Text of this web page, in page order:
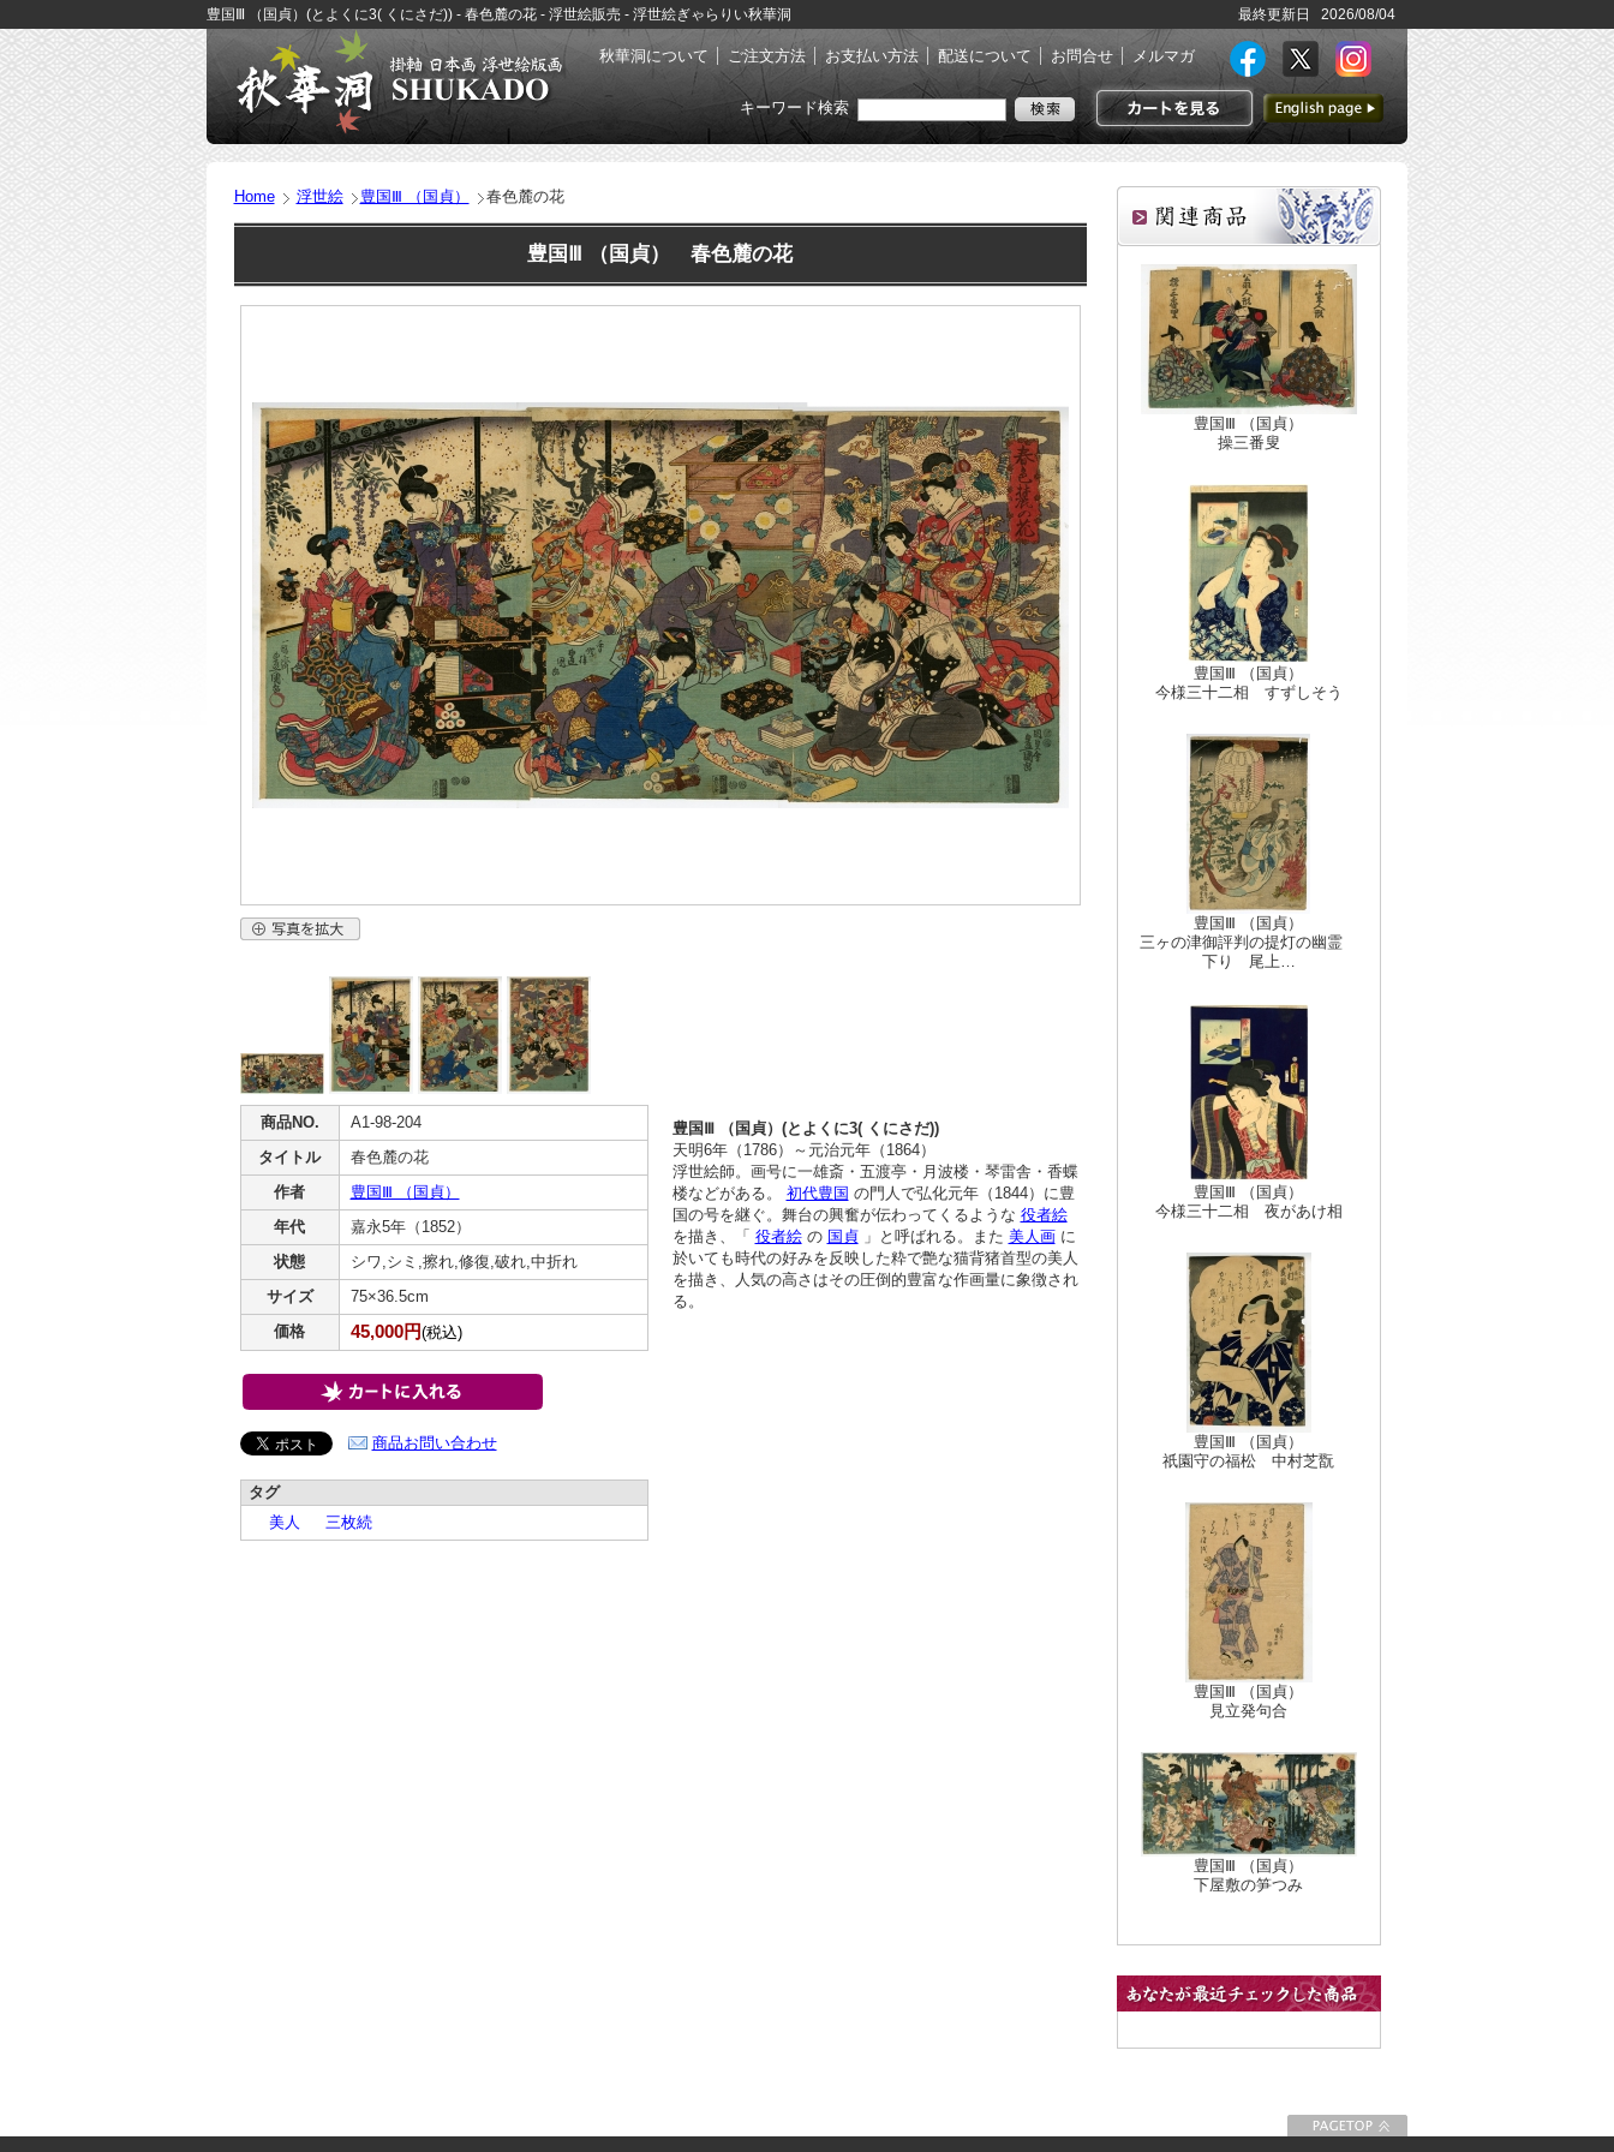
豊国Ⅲ （国貞）(とよくに3( くにさだ)) - 春色麓の花 - 浮世絵販売 - 浮世絵ぎゃらりい秋華洞 最終更新日 2026/08/04
秋華洞について ご注文方法 お支払い方法 配送について お問合せ メルマガ
カートを見る
英語ページへ
キーワード検索
Home 浮世絵 豊国Ⅲ （国貞） 春色麓の花
豊国Ⅲ （国貞） 春色麓の花
商品NO.
A1-98-204
タイトル
春色麓の花
作者
豊国Ⅲ （国貞）
年代
嘉永5年（1852）
状態
シワ,シミ,擦れ,修復,破れ,中折れ
サイズ
75×36.5cm
価格
45,000円(税込)
商品お問い合わせ
タグ
美人
三枚続
豊国Ⅲ （国貞）(とよくに3( くにさだ))
天明6年（1786）～元治元年（1864）
浮世絵師。画号に一雄斎・五渡亭・月波楼・琴雷舎・香蝶
楼などがある。 初代豊国 の門人で弘化元年（1844）に豊
国の号を継ぐ。舞台の興奮が伝わってくるような 役者絵
を描き、「 役者絵の 国貞」と呼ばれる。また 美人画に
於いても時代の好みを反映した粋で艶な猫背猪首型の美人
を描き、人気の高さはその圧倒的豊富な作画量に象徴され
る。
豊国Ⅲ （国貞）
操三番叟
豊国Ⅲ （国貞）
今様三十二相 すずしそう
豊国Ⅲ （国貞）
三ヶの津御評判の提灯の幽霊
下り 尾上…
豊国Ⅲ （国貞）
今様三十二相 夜があけ相
豊国Ⅲ （国貞）
祇園守の福松 中村芝翫
豊国Ⅲ （国貞）
見立発句合
豊国Ⅲ （国貞）
下屋敷の笋つみ